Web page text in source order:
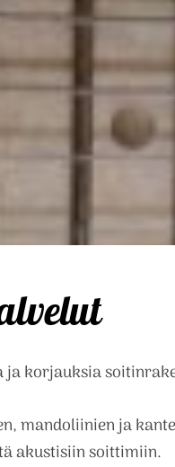
ja korjauksia
mandoliinien ja
akustisiin soittimiin.